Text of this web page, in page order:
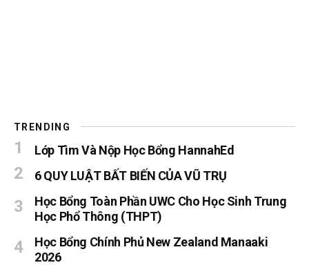
TRENDING
Lớp Tìm Và Nộp Học Bổng HannahEd
6 QUY LUẬT BẤT BIẾN CỦA VŨ TRỤ
Học Bổng Toàn Phần UWC Cho Học Sinh Trung
Học Phổ Thông (THPT)
Học Bổng Chính Phủ New Zealand Manaaki
2026